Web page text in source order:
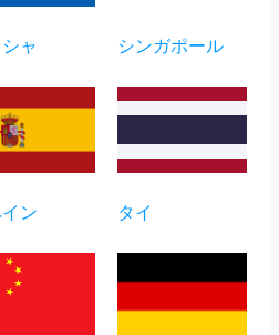
ャ シンガポール
ン タイ